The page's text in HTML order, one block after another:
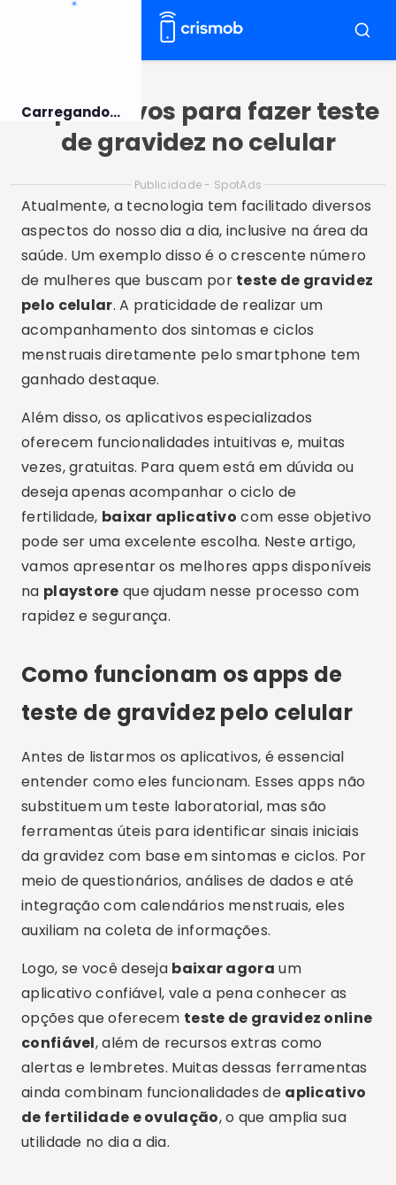
Carregando...
5 aplicativos para fazer teste
de gravidez no celular
Publicidade - SpotAds
Atualmente, a tecnologia tem facilitado diversos
aspectos do nosso dia a dia, inclusive na área da
saúde. Um exemplo disso é o crescente número
de mulheres que buscam por teste de gravidez
pelo celular. A praticidade de realizar um
acompanhamento dos sintomas e ciclos
menstruais diretamente pelo smartphone tem
ganhado destaque.
Além disso, os aplicativos especializados
oferecem funcionalidades intuitivas e, muitas
vezes, gratuitas. Para quem está em dúvida ou
deseja apenas acompanhar o ciclo de
fertilidade, baixar aplicativo com esse objetivo
pode ser uma excelente escolha. Neste artigo,
vamos apresentar os melhores apps disponíveis
na playstore que ajudam nesse processo com
rapidez e segurança.
Como funcionam os apps de
teste de gravidez pelo celular
Antes de listarmos os aplicativos, é essencial
entender como eles funcionam. Esses apps não
substituem um teste laboratorial, mas são
ferramentas úteis para identificar sinais iniciais
da gravidez com base em sintomas e ciclos. Por
meio de questionários, análises de dados e até
integração com calendários menstruais, eles
auxiliam na coleta de informações.
Logo, se você deseja baixar agora um
aplicativo confiável, vale a pena conhecer as
opções que oferecem teste de gravidez online
confiável, além de recursos extras como
alertas e lembretes. Muitas dessas ferramentas
ainda combinam funcionalidades de aplicativo
de fertilidade e ovulação, o que amplia sua
utilidade no dia a dia.